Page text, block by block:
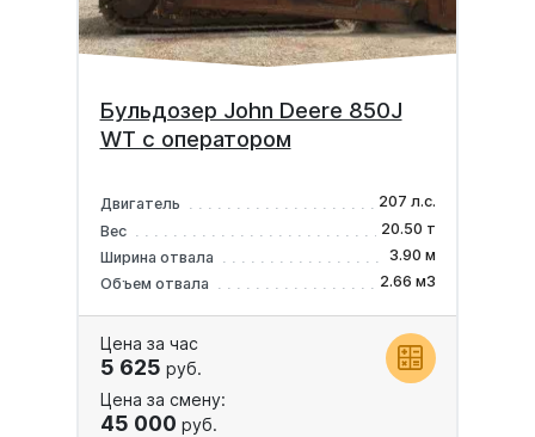
Бульдозер John Deere 850J
WT с оператором
Двигатель
207 л.с.
Вес
20.50 т
Ширина отвала
3.90 м
Объем отвала
2.66 м3
Цена за час
5 625 руб.
Цена за смену:
45 000 руб.